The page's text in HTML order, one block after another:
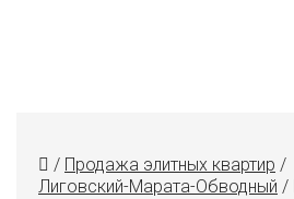
/ Продажа элитных квартир /
Лиговский-Марата-Обводный /